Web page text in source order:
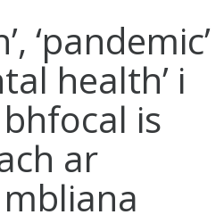
‘pandemic’
health’ i
is
ar